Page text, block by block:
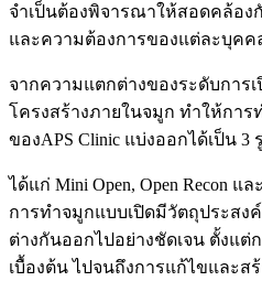
จำเป็นต้องพิจารณาให้สอดคล้อง
และความต้องการของแต่ละบุคค
จากความแตกต่างของระดับการ
โครงสร้างภายในจมูก ทำให้การ
ของAPS Clinic แบ่งออกได้เป็น 3
ได้แก่ Mini Open, Open Recon แ
การทำจมูกแบบเปิดมีวัตถุประสง
ต่างกันออกไปอย่างชัดเจน ตั้งแต่
เบื้องต้น ไปจนถึงการแก้ไขและ